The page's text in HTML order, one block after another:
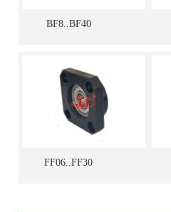
BF8..BF40
FF06..FF30